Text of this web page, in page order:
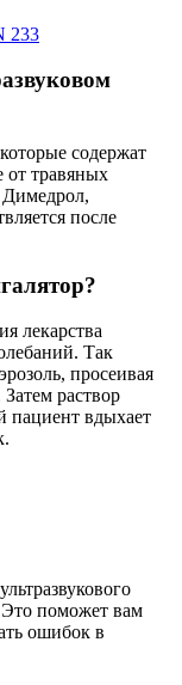
233
содержат
от травяных
Димедрол,
после
лекарства
Так
просеивая
раствор
пациент вдыхает
Это поможет вам
ошибок в